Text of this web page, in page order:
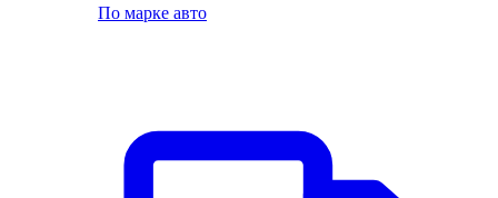
По марке авто